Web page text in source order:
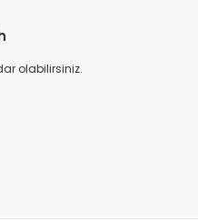
olabilirsiniz.